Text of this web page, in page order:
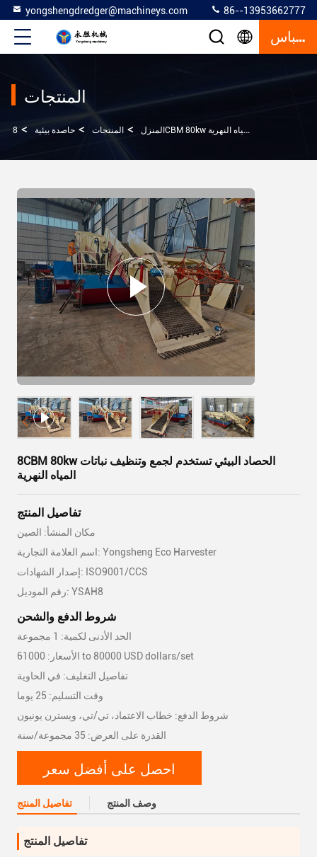
yongshengdredger@machineys.com 86--13953662777
إقتباس
المنتجات
المنزل > المنتجات > حاصدة بيئية > 8CBM 80kw الحصاد البيئي تستخدم لجمع وتنظيف نباتات المياه النهرية
8CBM 80kw الحصاد البيئي تستخدم لجمع وتنظيف نباتات
المياه النهرية
تفاصيل المنتج
مكان المنشأ: الصين
اسم العلامة التجارية: Yongsheng Eco Harvester
إصدار الشهادات: ISO9001/CCS
رقم الموديل: YSAH8
شروط الدفع والشحن
الحد الأدنى لكمية: 1 مجموعة
الأسعار: 61000 to 80000 USD dollars/set
تفاصيل التغليف: في الحاوية
وقت التسليم: 25 يوما
شروط الدفع: خطاب الاعتماد، تي/تي، ويسترن يونيون
القدرة على العرض: 35 مجموعة/سنة
احصل على أفضل سعر
تفاصيل المنتج وصف المنتج
تفاصيل المنتج